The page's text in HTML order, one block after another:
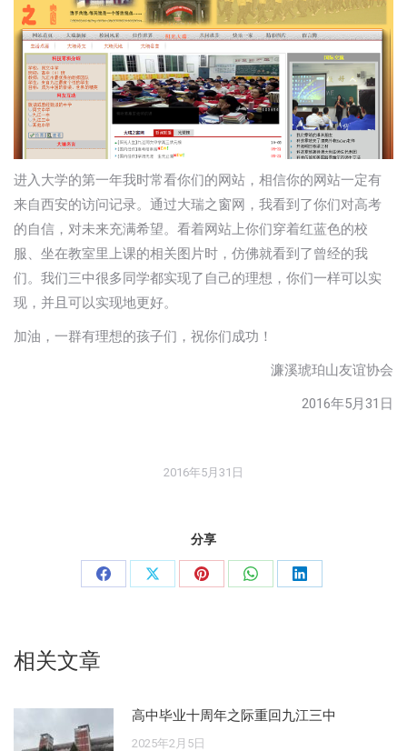
进入大学的第一年我时常看你们的网站，相信你的网站一定有
来自西安的访问记录。通过大瑞之窗网，我看到了你们对高考
的自信，对未来充满希望。看着网站上你们穿着红蓝色的校
服、坐在教室里上课的相关图片时，仿佛就看到了曾经的我
们。我们三中很多同学都实现了自己的理想，你们一样可以实
现，并且可以实现地更好。
加油，一群有理想的孩子们，祝你们成功！
濂溪琥珀山友谊协会
2016年5月31日
2016年5月31日
分享
分
分
分
分
分
相关文章
高中毕业十周年之际重回九江三中
2025年2月5日